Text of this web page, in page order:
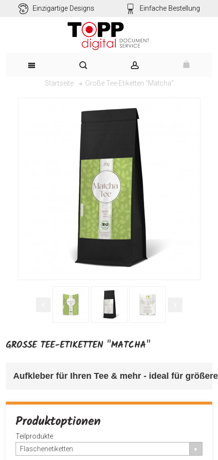
Einzigartige Designs Einfache Bestellung
Startseite Große Tee-Etiketten "Matcha"
GROSSE TEE-ETIKETTEN "MATCHA"
Aufkleber für Ihren Tee & mehr - ideal für
Produktoptionen
Teilprodukte
Flaschenetiketten